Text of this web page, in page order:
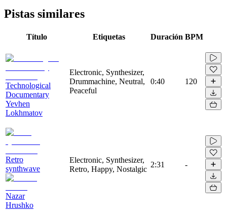
Pistas similares
Título Etiquetas Duración BPM
Technological
Documentary
Yevhen
Lokhmatov
Electronic, Synthesizer,
Drummachine, Neutral,
Peaceful
0:40 120
Retro
synthwave
Nazar
Hrushko
Electronic, Synthesizer,
Retro, Happy, Nostalgic
2:31 -